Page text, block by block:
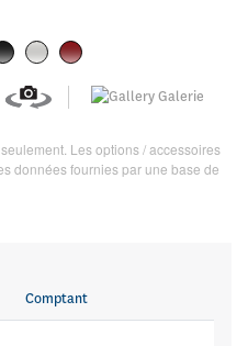
Galerie
Les options / accessoires
données fournies par une base de
Comptant